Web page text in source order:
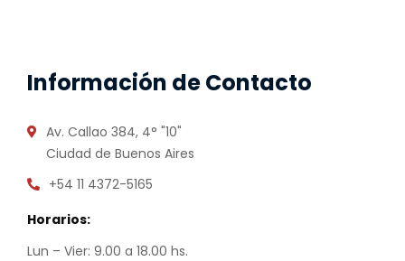
Información de Contacto
Av. Callao 384, 4° "10"
Ciudad de Buenos Aires
+54 11 4372-5165
Horarios:
Lun – Vier: 9.00 a 18.00 hs.